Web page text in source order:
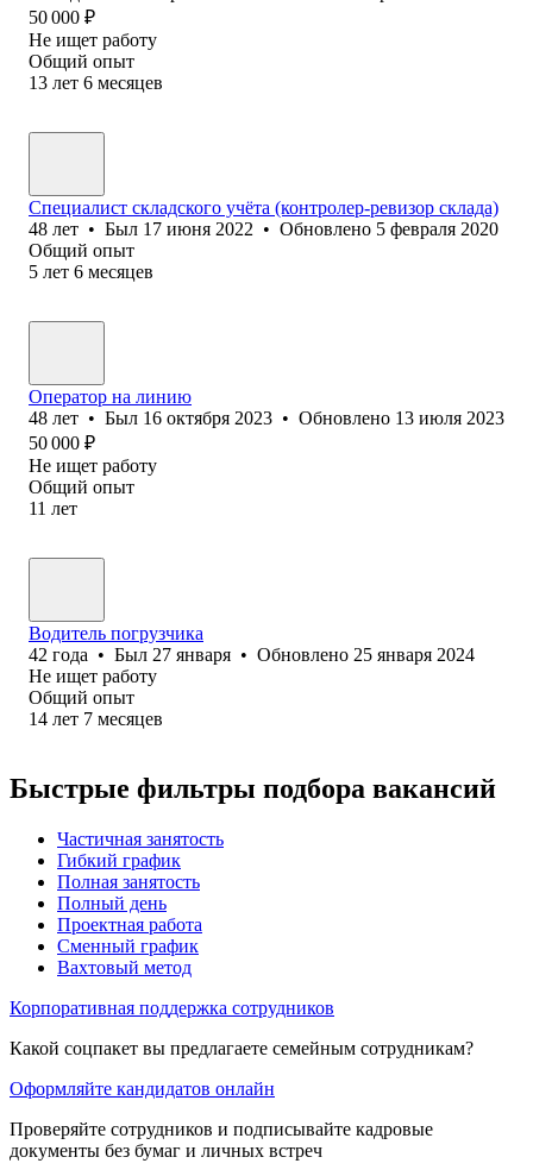
50 000 ₽
Не ищет работу
Общий опыт
13 лет 6 месяцев
Специалист складского учёта (контролер-ревизор склада)
48 лет • Был 17 июня 2022 • Обновлено 5 февраля 2020
Общий опыт
5 лет 6 месяцев
Оператор на линию
48 лет • Был 16 октября 2023 • Обновлено 13 июля 2023
50 000 ₽
Не ищет работу
Общий опыт
11 лет
Водитель погрузчика
42 года • Был 27 января • Обновлено 25 января 2024
Не ищет работу
Общий опыт
14 лет 7 месяцев
Быстрые фильтры подбора вакансий
Частичная занятость
Гибкий график
Полная занятость
Полный день
Проектная работа
Сменный график
Вахтовый метод
Корпоративная поддержка сотрудников
Какой соцпакет вы предлагаете семейным сотрудникам?
Оформляйте кандидатов онлайн
Проверяйте сотрудников и подписывайте кадровые
документы без бумаг и личных встреч